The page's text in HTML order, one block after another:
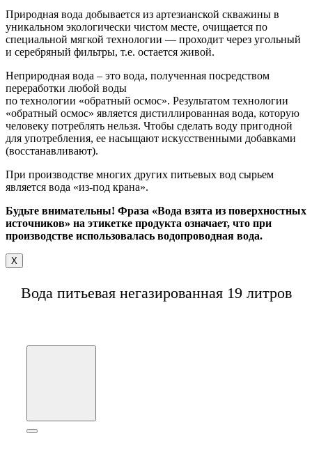
Природная вода добывается из артезианской скважины в
уникальном экологически чистом месте, очищается по
специальной мягкой технологии — проходит через угольный
и серебряный фильтры, т.е. остается живой.
Неприродная вода – это вода, полученная посредством
переработки любой воды
по технологии «обратный осмос». Результатом технологии
«обратный осмос» является дистиллированная вода, которую
человеку потреблять нельзя. Чтобы сделать воду пригодной
для употребления, ее насыщают искусственными добавками
(восстанавливают).
При производстве многих других питьевых вод сырьем
является вода «из-под крана».
Будьте внимательны! Фраза «Вода взята из поверхностных
источников» на этикетке продукта означает, что при
производстве использовалась водопроводная вода.
X
Вода питьевая негазированная 19 литров